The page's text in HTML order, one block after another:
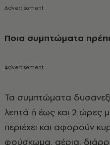
Ποια συμπτώματα
Τα συμπτώματα
λεπτά ή έως και 2 ώρες
περιέχει και αφορούν
φούσκωμα, αέρια,